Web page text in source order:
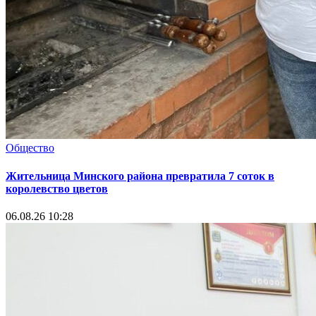
Общество
Жительница Минского района превратила 7 соток в
королевство цветов
06.08.26 10:28